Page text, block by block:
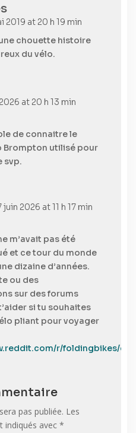
2019 at 20 h 19 min
chouette histoire
du vélo.
at 20 h 13 min
de connaitre le
Brompton utilisé pour
svp.
juin 2026 at 11 h 17 min
m’avait pas été
et ce tour du monde
dizaine d’années.
ou des
sur des forums
si tu souhaites
pliant pour voyager
r/foldingbikes/
pas publiée. Les
indiqués avec *